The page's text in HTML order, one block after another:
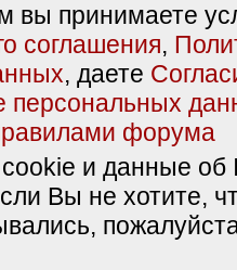
вы принимаете
соглашения,
, даете
персональных
форума
и данные об
Вы не хотите,